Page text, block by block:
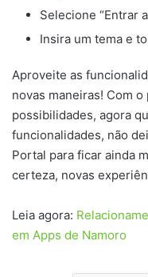
Selecione “Entrar
Insira um tema e
Aproveite as
novas maneiras! Com
possibilidades, agora
funcionalidades, não
Portal para ficar ainda
certeza, novas
Leia agora:
em Apps de Namoro